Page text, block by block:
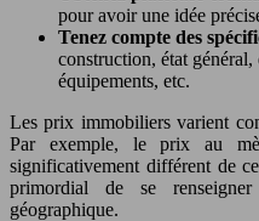
pour avoir une idée
Tenez compte des
construction, état
équipements, etc.
Les prix immobiliers varient
Par exemple, le prix au
significativement différent de
primordial de se
géographique.